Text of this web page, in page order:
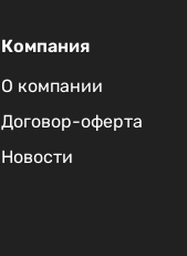
Компания
О компании
Договор-оферта
Новости